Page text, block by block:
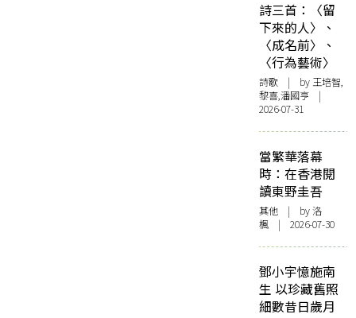
詩三首：〈留
下來的人〉、
〈成名前〉、
〈行為藝術〉
詩歌 | by 王培智,
黎喜,潘國亨 |
2026-07-31
當繁華落幕
時：在香港閱
讀東野圭吾
其他 | by洛
楓 | 2026-07-30
鄧小宇憶施南
生 以珍藏舊照
細數昔日歲月